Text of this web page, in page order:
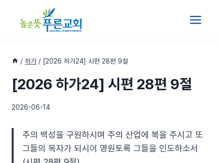
/ 하가 / [2026 하가24] 시편 28편 9절
[2026 하가24] 시편 28편 9절
2026-06-14
주의 백성을 구원하시며 주의 산업에 복을 주시고 또
그들의 목자가 되시어 영원토록 그들을 인도하소서